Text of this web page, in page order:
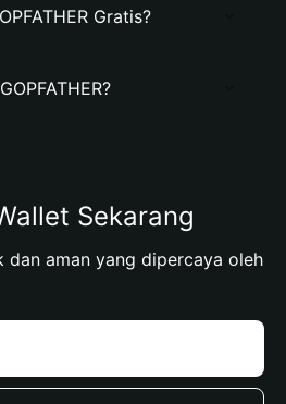
Gratis?
Sekarang
aman yang dipercaya oleh